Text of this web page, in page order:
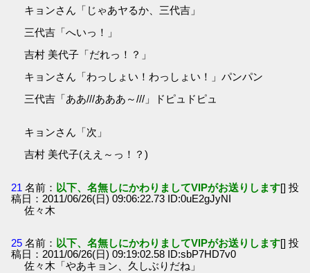
キョンさん「じゃあヤるか、三代吉」
三代吉「へいっ！」
吉村 美代子「だれっ！？」
キョンさん「わっしょい！わっしょい！」パンパン
三代吉「ああ///あああ～///」ドピュドピュ
キョンさん「次」
吉村 美代子(ええ～っ！？)
21 名前： 以下、名無しにかわりましてVIPがお送りします[] 投
稿日：2011/06/26(日) 09:06:22.73 ID:0uE2gJyNI
佐々木
25 名前： 以下、名無しにかわりましてVIPがお送りします[] 投
稿日：2011/06/26(日) 09:19:02.58 ID:sbP7HD7v0
佐々木「やあキョン、久しぶりだね」